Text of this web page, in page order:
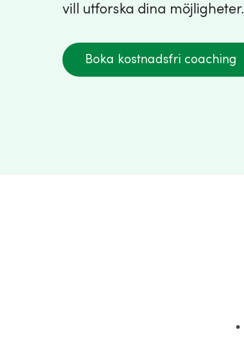
vill utforska dina möjligheter.
Boka kostnadsfri coaching